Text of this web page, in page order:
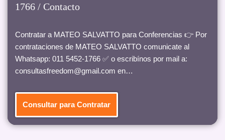
1766 / Contacto
Contratar a MATEO SALVATTO para Conferencias 👉 Por
contrataciones de MATEO SALVATTO comunicate al
Whatsapp: 011 5452-1766 ✅ o escribínos por mail a:
consultasfreedom@gmail.com en…
Consultar para Contratar